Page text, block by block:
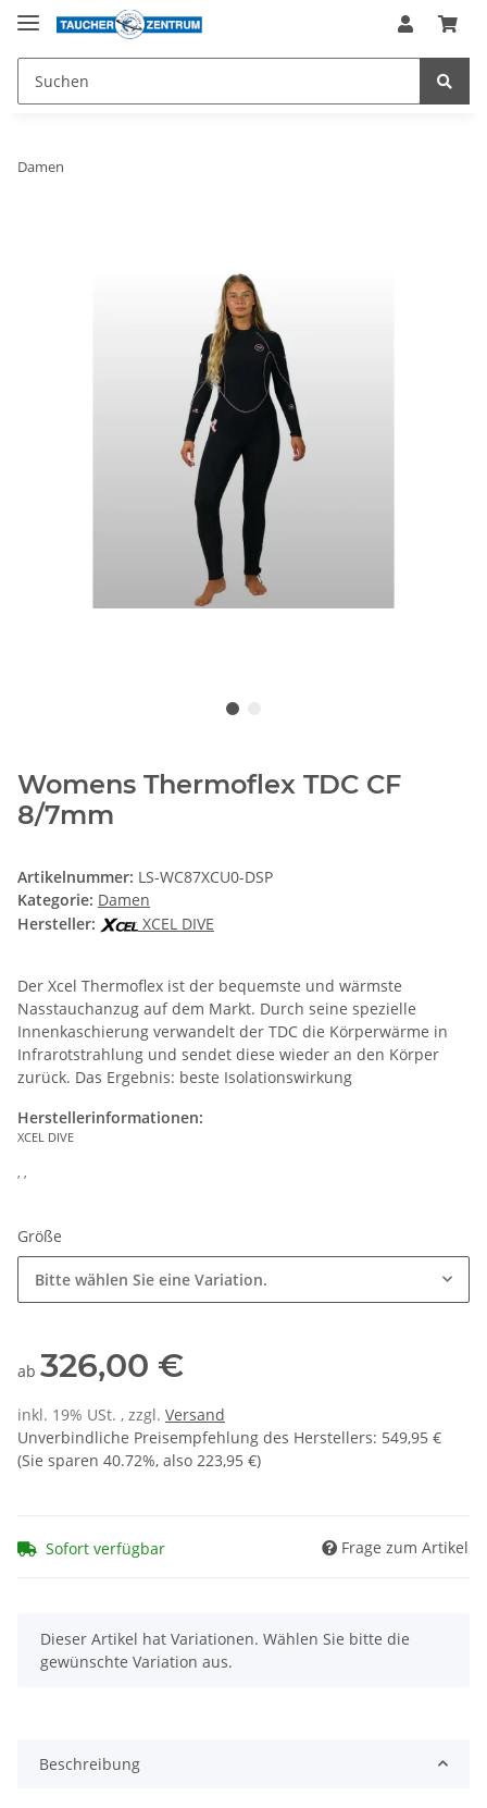
Damen
Womens Thermoflex TDC CF
8/7mm
Artikelnummer: LS-WC87XCU0-DSP
Kategorie: Damen
Hersteller:
XCEL DIVE
Der Xcel Thermoflex ist der bequemste und wärmste
Nasstauchanzug auf dem Markt. Durch seine spezielle
Innenkaschierung verwandelt der TDC die Körperwärme in
Infrarotstrahlung und sendet diese wieder an den Körper
zurück. Das Ergebnis: beste Isolationswirkung
Herstellerinformationen:
XCEL DIVE
, ,
Größe
Bitte wählen Sie eine Variation.
ab 326,00 €
inkl. 19% USt. , zzgl. Versand
Unverbindliche Preisempfehlung des Herstellers: 549,95 €
(Sie sparen 40.72%, also 223,95 €)
Sofort verfügbar Frage zum Artikel
x
Dieser Artikel hat Variationen. Wählen Sie bitte die
gewünschte Variation aus.
Beschreibung